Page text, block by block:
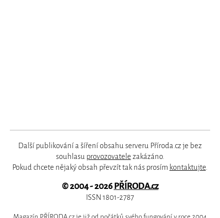
Další publikování a šíření obsahu serveru Příroda.cz je bez
souhlasu provozovatele zakázáno.
Pokud chcete nějaký obsah převzít tak nás prosím kontaktujte.
© 2004 - 2026PŘÍRODA.cz
ISSN 1801-2787